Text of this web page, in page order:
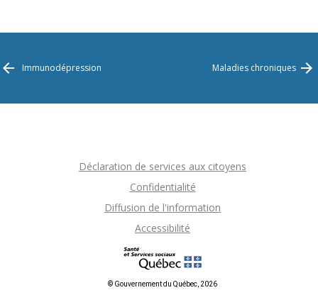
Immunodépression Maladies chroniques
Déclaration de services aux citoyens
Confidentialité
Diffusion de l'information
Accessibilité
© Gouvernement du Québec, 2026